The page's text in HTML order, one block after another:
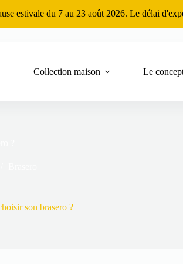
estivale du 7 au 23 août 2026. Le délai
Collection maison Le
son brasero ?